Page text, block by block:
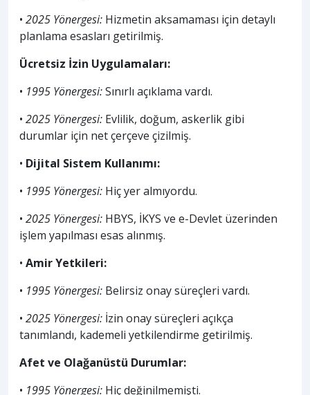
• 2025 Yönergesi: Hizmetin aksamaması için detaylı
planlama esasları getirilmiş.
Ücretsiz İzin Uygulamaları:
• 1995 Yönergesi:Sınırlı açıklama vardı.
• 2025 Yönergesi: Evlilik, doğum, askerlik gibi
durumlar için net çerçeve çizilmiş.
• Dijital Sistem Kullanımı:
• 1995 Yönergesi: Hiç yer almıyordu.
• 2025 Yönergesi: HBYS, İKYS ve e-Devlet üzerinden
işlem yapılması esas alınmış.
• Amir Yetkileri:
• 1995 Yönergesi: Belirsiz onay süreçleri vardı.
• 2025 Yönergesi: İzin onay süreçleri açıkça
tanımlandı, kademeli yetkilendirme getirilmiş.
Afet ve Olağanüstü Durumlar:
• 1995 Yönergesi: Hiç değinilmemişti.